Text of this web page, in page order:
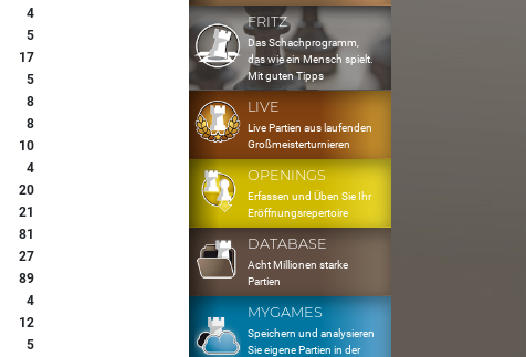
4
5
17
5
8
8
10
4
20
21
81
27
89
4
12
5
FRITZ
Das Schachprogramm,
das wie ein Mensch spielt.
Mit guten Tipps
LIVE
Live Partien aus laufenden
Großmeisterturnieren
OPENINGS
Erfassen und Üben Sie Ihr
Eröffnungsrepertoire
DATABASE
Acht Millionen starke
Partien
MYGAMES
Speichern und analysieren
Sie eigene Partien in der